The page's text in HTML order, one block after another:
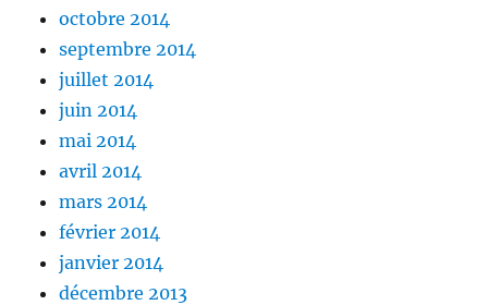
octobre 2014
septembre 2014
juillet 2014
juin 2014
mai 2014
avril 2014
mars 2014
février 2014
janvier 2014
décembre 2013